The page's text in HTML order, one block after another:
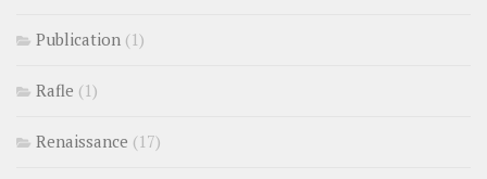
Publication (1)
Rafle (1)
Renaissance (17)